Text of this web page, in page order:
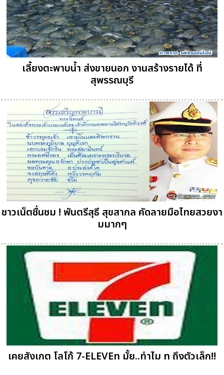
เลี้ยงตะพาบน้ำ ส่งขายนอก งานสร้างรายได้ ที่
สุพรรณบุรี
ชาวเน็ตชื่นชม ! พันตรีสุธี สุขสากล คัดลายมือไทยสวยงา
มมากๆ
เคยสังเกต โลโก้ 7-ELEVEn มั้ย..ทำไม n ถึงตัวเล็ก!!